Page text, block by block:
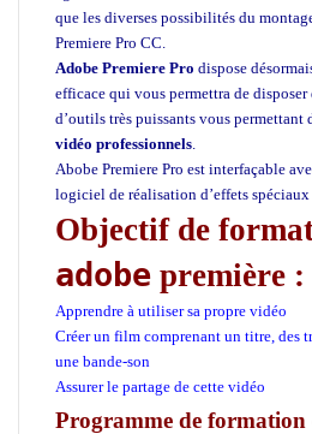
que les diverses possibilités du
Premiere Pro CC.
Adobe Premiere Pro dispose
efficace qui vous permettra de
d’outils très puissants vous permettant
vidéo professionnels
Abobe Premiere Pro est interfaçable
logiciel de réalisation d’effets
Objectif de
adobe première :
Apprendre à utiliser sa propre vidéo
Créer un film comprenant un titre, des
une bande-son
Assurer le partage de cette vidéo
Programme de formation